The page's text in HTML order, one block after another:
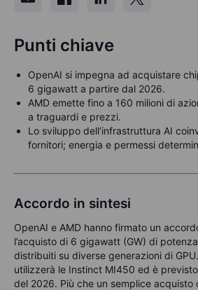
Punti chiave
OpenAI si impegna ad acquistare
6 gigawatt a partire dal 2026.
AMD emette fino a 160 milioni di
a traguardi e prezzi.
Lo sviluppo dell’infrastruttura AI
fornitori; energia e permessi
Accordo in sintesi
OpenAI e AMD hanno firmato un
l’acquisto di 6 gigawatt (GW) di
distribuiti su diverse generazioni di
utilizzerà le Instinct MI450 ed è
del 2026. Più che un semplice